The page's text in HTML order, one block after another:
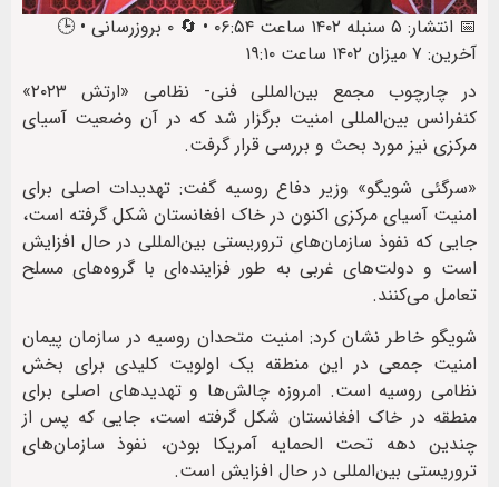
📅 انتشار: ۵ سنبله ۱۴۰۲ ساعت ۰۶:۵۴ • 🔄 ۰ بروزرسانی • 🕒
آخرین: ۷ میزان ۱۴۰۲ ساعت ۱۹:۱۰
در چارچوب مجمع بین‌المللی فنی- نظامی «ارتش ۲۰۲۳»
کنفرانس بین‌المللی امنیت برگزار شد که در آن وضعیت آسیای
مرکزی نیز مورد بحث و بررسی قرار گرفت.
«سرگئی شویگو» وزیر دفاع روسیه گفت: تهدیدات اصلی برای
امنیت آسیای مرکزی اکنون در خاک افغانستان شکل گرفته است،
جایی که نفوذ سازمان‌های تروریستی بین‌المللی در حال افزایش
است و دولت‌های غربی به طور فزاینده‌ای با گروه‌های مسلح
تعامل می‌کنند.
شویگو خاطر نشان کرد: امنیت متحدان روسیه در سازمان پیمان
امنیت جمعی در این منطقه یک اولویت کلیدی برای بخش
نظامی روسیه است. امروزه چالش‌ها و تهدیدهای اصلی برای
منطقه در خاک افغانستان شکل گرفته است، جایی که پس از
چندین دهه تحت الحمایه آمریکا بودن، نفوذ سازمان‌های
تروریستی بین‌المللی در حال افزایش است.